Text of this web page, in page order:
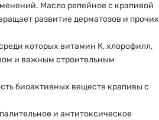
Масло репейное с крапивой
развитие дерматозов и прочих
которых витамин К, хлорофилл,
и важным строительным
биоактивных веществ крапивы с
и антитоксическое